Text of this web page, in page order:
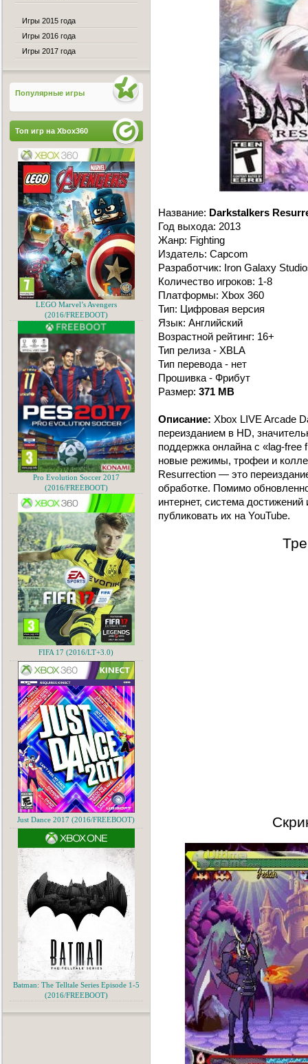
Название: Darkstalkers
Год выхода: 2013
Жанр: Fighting
Издатель: Capcom
Разработчик: Iron Galaxy
Количество игроков: 1-8
Платформы: Xbox 360
Тип: Цифровая версия
Язык: Английский
Возрастной рейтинг: 16+
Тип релиза - XBLA
Тип перевода - нет
Прошивка - Фрибут
Размер: 371 MB
Описание: Xbox LIVE Arcade
переизданием в HD,
поддержка онлайна с «lag-free
новые режимы, трофеи и
Resurrection — это
обработке. Помимо
интернет, система
публиковать их на YouTube.
Игры 2015 года
Игры 2016 года
Игры 2017 года
Популярные игры
Топ игр на Xbox360
LEGO Marvel’s Avengers
(2016/FREEBOOT)
Pro Evolution Soccer 2017
(2016/FREEBOOT)
FIFA 17 (2016/LT+3.0)
Just Dance 2017 (2016/FREEBOOT)
Batman: The Telltale Series Episode 1-5
(2016/FREEBOOT)